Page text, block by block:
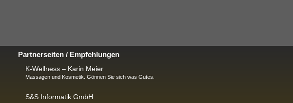
Partnerseiten / Empfehlungen
K-Wellness – Karin Meier
Massagen und Kosmetik. Gönnen Sie sich was Gutes.
S&S Informatik GmbH